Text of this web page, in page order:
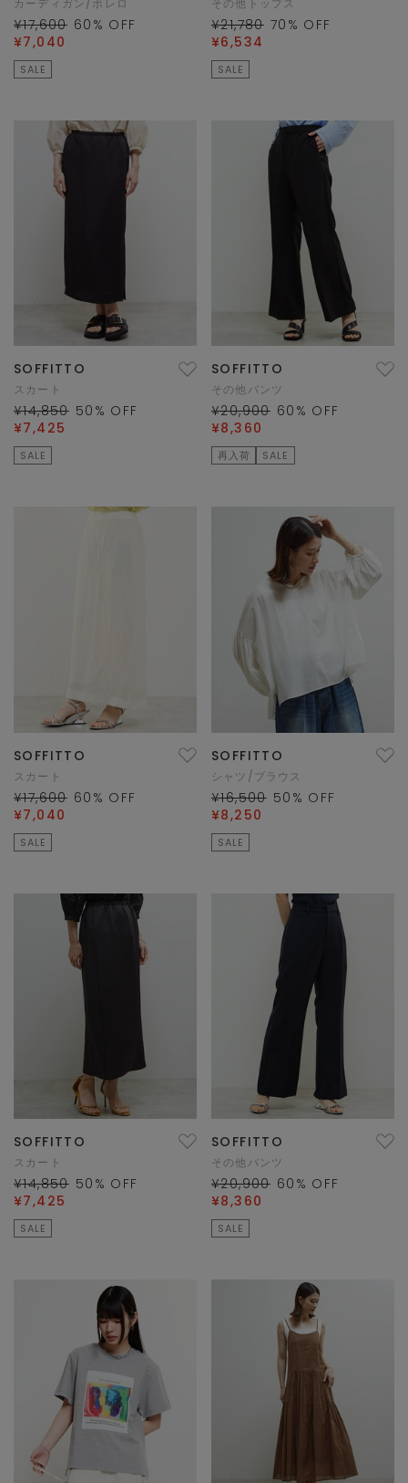
カーディガン/ボレロ
¥17,600 60 % OFF
¥7,040
SALE
その他トップス
¥21,780 70 % OFF
¥6,534
SALE
SOFFITTO
スカート
¥14,850 50 % OFF
¥7,425
SALE
SOFFITTO
その他パンツ
¥20,900 60 % OFF
¥8,360
再入荷 SALE
SOFFITTO
スカート
¥17,600 60 % OFF
¥7,040
SALE
SOFFITTO
シャツ/ブラウス
¥16,500 50 % OFF
¥8,250
SALE
SOFFITTO
スカート
¥14,850 50 % OFF
¥7,425
SALE
SOFFITTO
その他パンツ
¥20,900 60 % OFF
¥8,360
SALE